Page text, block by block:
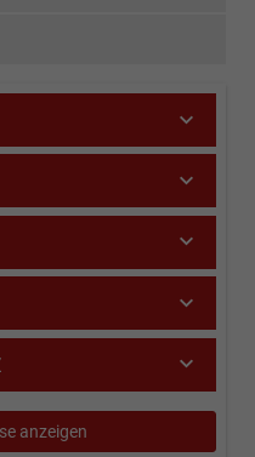
anzeigen